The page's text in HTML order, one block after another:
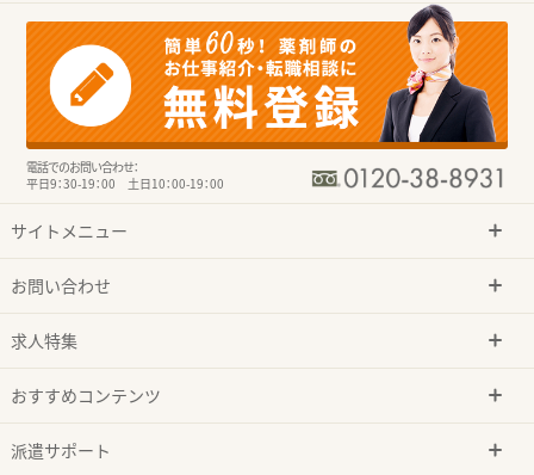
電話でのお問い合わせ：
平日9：30-19：00 土日10：00-19：00
サイトメニュー
お問い合わせ
求人特集
おすすめコンテンツ
派遣サポート